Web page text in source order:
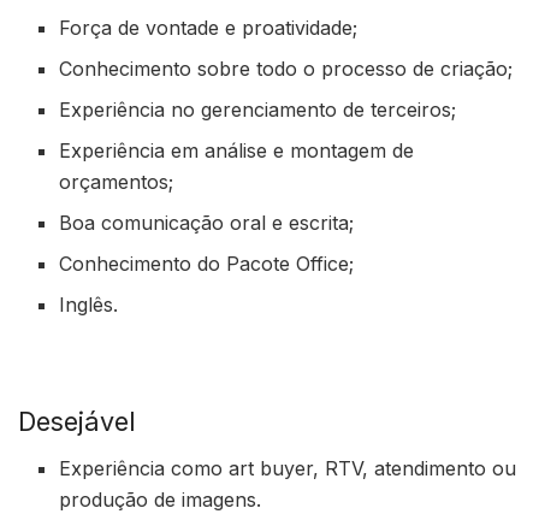
Força de vontade e proatividade;
Conhecimento sobre todo o processo de criação;
Experiência no gerenciamento de terceiros;
Experiência em análise e montagem de
orçamentos;
Boa comunicação oral e escrita;
Conhecimento do Pacote Office;
Inglês.
Desejável
Experiência como art buyer, RTV, atendimento ou
produção de imagens.